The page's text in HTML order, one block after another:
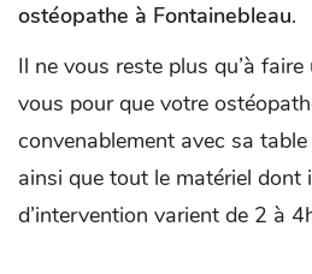
ostéopathe à Fontainebleau.
Il ne vous reste plus qu’à
vous pour que votre
convenablement avec sa
ainsi que tout le matériel dont
d’intervention varient de 2 à